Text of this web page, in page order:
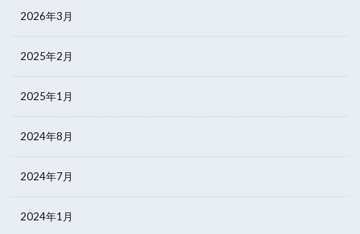
2026年3月
2025年2月
2025年1月
2024年8月
2024年7月
2024年1月